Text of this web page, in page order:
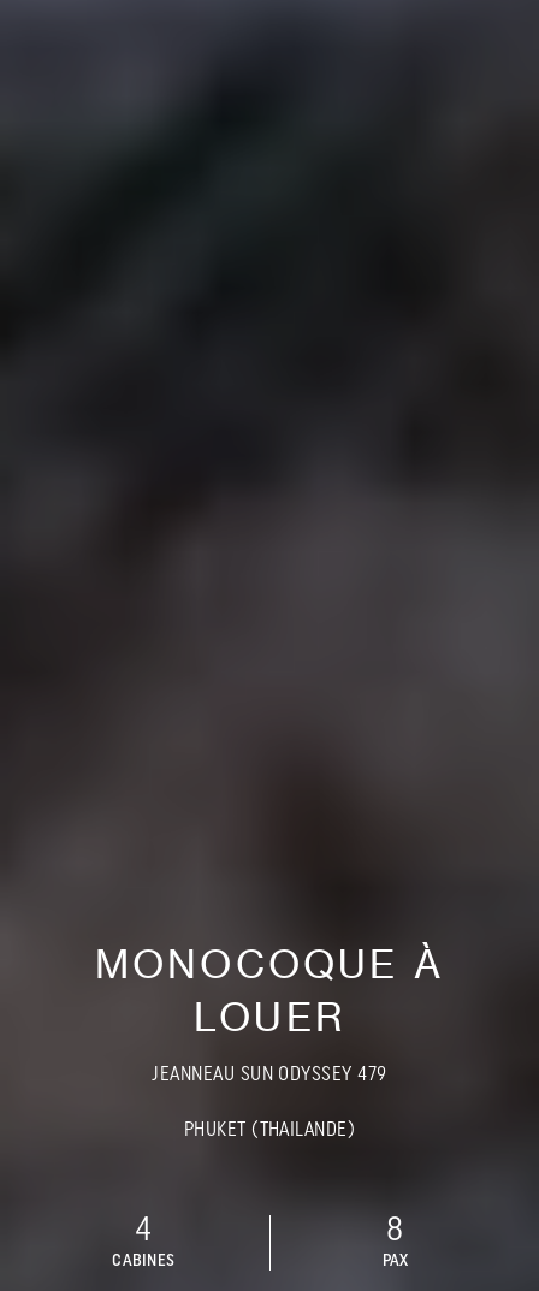
MONOCOQUE À
LOUER
JEANNEAU SUN ODYSSEY 479
PHUKET (THAILANDE)
4
CABINES
8
PAX